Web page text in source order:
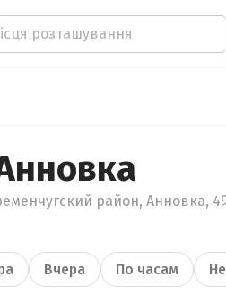
район, Анновка,
Вчера По часам